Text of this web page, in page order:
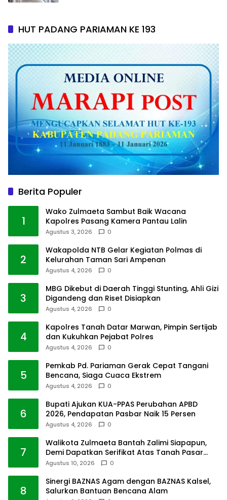
HUT PADANG PARIAMAN KE 193
Berita Populer
1
Wako Zulmaeta Sambut Baik Wacana
Kapolres Pasang Kamera Pantau Lalin
Agustus 3, 2026 0
2
Wakapolda NTB Gelar Kegiatan Polmas di
Kelurahan Taman Sari Ampenan
Agustus 4, 2026 0
3
MBG Dikebut di Daerah Tinggi Stunting, Ahli Gizi
Digandeng dan Riset Disiapkan
Agustus 4, 2026 0
4
Kapolres Tanah Datar Marwan, Pimpin Sertijab
dan Kukuhkan Pejabat Polres
Agustus 4, 2026 0
5
Pemkab Pd. Pariaman Gerak Cepat Tangani
Bencana, Siaga Cuaca Ekstrem
Agustus 4, 2026 0
6
Bupati Ajukan KUA-PPAS Perubahan APBD
2026, Pendapatan Pasbar Naik 15 Persen
Agustus 4, 2026 0
7
Walikota Zulmaeta Bantah Zalimi Siapapun,
Demi Dapatkan Serifikat Atas Tanah Pasar
Payakumbuh
Agustus 10, 2026 0
8
Sinergi BAZNAS Agam dengan BAZNAS Kalsel,
Salurkan Bantuan Bencana Alam